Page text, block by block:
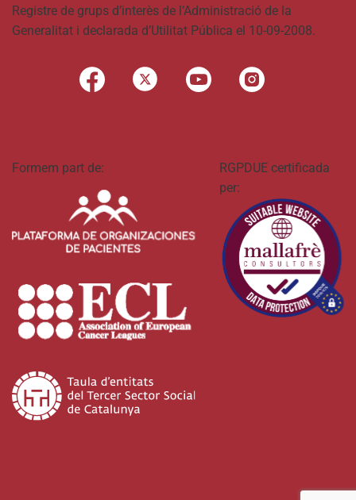
Registre de grups d’interès de l’Administració de la
Generalitat i declarada d’Utilitat Pública el 10-09-2008.
Formem part de:
RGPDUE certificada
per: